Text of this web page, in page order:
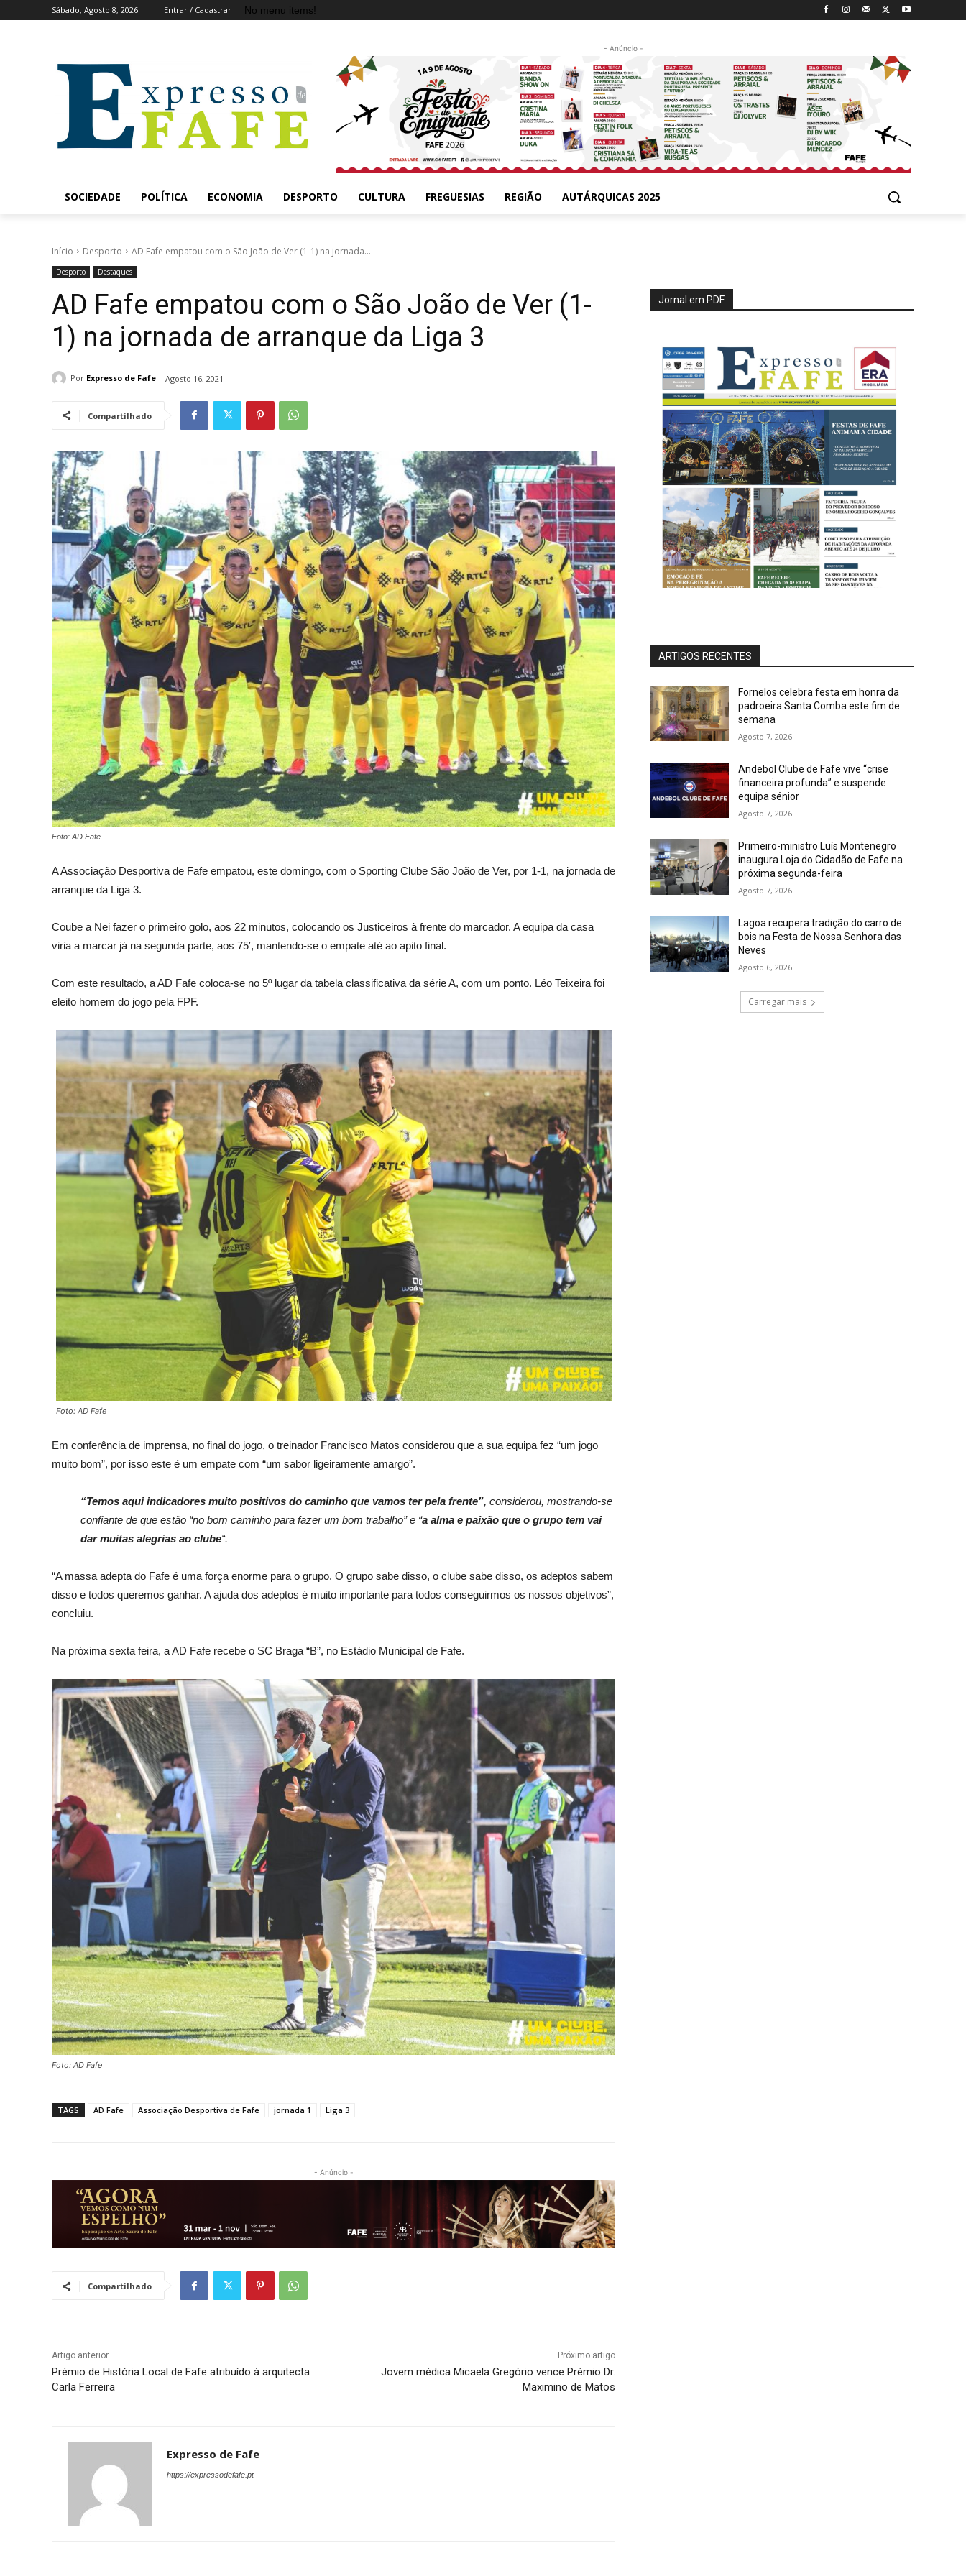
Sábado, Agosto 8, 2026 Entrar / Cadastrar No menu items!
- Anúncio -
SOCIEDADE POLÍTICA ECONOMIA DESPORTO CULTURA FREGUESIAS REGIÃO AUTÁRQUICAS 2025
Início Desporto AD Fafe empatou com o São João de Ver (1-1) na jornada...
Desporto Destaques
AD Fafe empatou com o São João de Ver (1-
1) na jornada de arranque da Liga 3
Por Expresso de Fafe Agosto 16, 2021
Compartilhado
Foto: AD Fafe
A Associação Desportiva de Fafe empatou, este domingo, com o Sporting Clube São João de Ver, por 1-1, na jornada de
arranque da Liga 3.
Coube a Nei fazer o primeiro golo, aos 22 minutos, colocando os Justiceiros à frente do marcador. A equipa da casa
viria a marcar já na segunda parte, aos 75′, mantendo-se o empate até ao apito final.
Com este resultado, a AD Fafe coloca-se no 5º lugar da tabela classificativa da série A, com um ponto. Léo Teixeira foi
eleito homem do jogo pela FPF.
Foto: AD Fafe
Em conferência de imprensa, no final do jogo, o treinador Francisco Matos considerou que a sua equipa fez “um jogo
muito bom”, por isso este é um empate com “um sabor ligeiramente amargo”.
“Temos aqui indicadores muito positivos do caminho que vamos ter pela frente”, considerou, mostrando-se
confiante de que estão “no bom caminho para fazer um bom trabalho” e “a alma e paixão que o grupo tem vai
dar muitas alegrias ao clube“.
“A massa adepta do Fafe é uma força enorme para o grupo. O grupo sabe disso, o clube sabe disso, os adeptos sabem
disso e todos queremos ganhar. A ajuda dos adeptos é muito importante para todos conseguirmos os nossos objetivos”,
concluiu.
Na próxima sexta feira, a AD Fafe recebe o SC Braga “B”, no Estádio Municipal de Fafe.
Foto: AD Fafe
TAGS AD Fafe Associação Desportiva de Fafe jornada 1 Liga 3
- Anúncio -
Compartilhado
Artigo anterior
Prémio de História Local de Fafe atribuído à arquitecta
Carla Ferreira
Próximo artigo
Jovem médica Micaela Gregório vence Prémio Dr.
Maximino de Matos
Expresso de Fafe
https://expressodefafe.pt
Jornal em PDF
ARTIGOS RECENTES
Fornelos celebra festa em honra da
padroeira Santa Comba este fim de
semana
Agosto 7, 2026
Andebol Clube de Fafe vive “crise
financeira profunda” e suspende
equipa sénior
Agosto 7, 2026
Primeiro-ministro Luís Montenegro
inaugura Loja do Cidadão de Fafe na
próxima segunda-feira
Agosto 7, 2026
Lagoa recupera tradição do carro de
bois na Festa de Nossa Senhora das
Neves
Agosto 6, 2026
Carregar mais